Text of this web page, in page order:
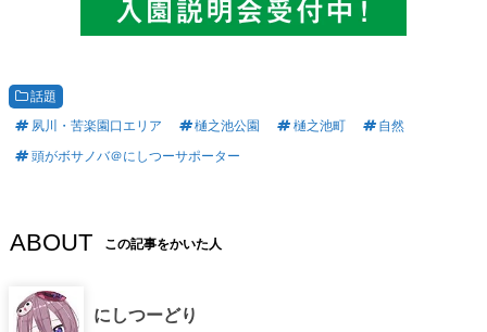
話題
夙川・苦楽園口エリア
樋之池公園 樋之池町
自然
頭がボサノバ＠にしつーサポーター
ABOUT この記事をかいた人
にしつーどり